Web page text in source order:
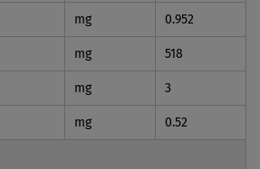
mg 0.952
mg 518
mg 3
mg 0.52